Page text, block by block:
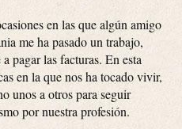
en las que algún amigo
me ha pasado un trabajo,
pagar las facturas. En esta
en la que nos ha tocado vivir,
unos a otros para seguir
por nuestra profesión.